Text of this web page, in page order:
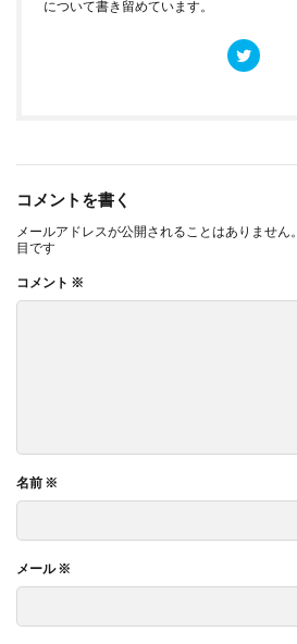
について書き留めています。
コメントを書く
メールアドレスが公開されることはありません。
目です
コメント ※
名前 ※
メール※